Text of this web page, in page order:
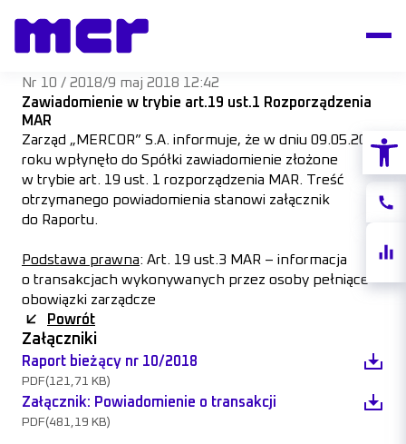
akcji
Nr 10 / 2018/9 maj 2018 12:42
Zawiadomienie w trybie art.19 ust.1 Rozporządzenia
MAR
Zarząd „MERCOR” S.A. informuje, że w dniu 09.05.2018
roku wpłynęło do Spółki zawiadomienie złożone
w trybie art. 19 ust. 1 rozporządzenia MAR. Treść
otrzymanego powiadomienia stanowi załącznik
do Raportu.
Podstawa prawna: Art. 19 ust.3 MAR – informacja
o transakcjach wykonywanych przez osoby pełniące
obowiązki zarządcze
Powrót
Załączniki
Raport bieżący nr 10/2018
PDF(121,71 KB)
Załącznik: Powiadomienie o transakcji
PDF(481,19 KB)